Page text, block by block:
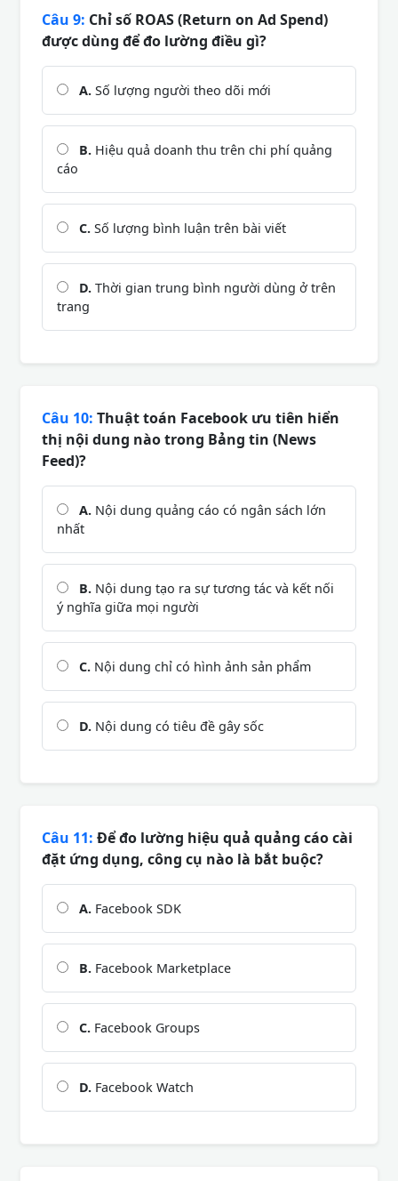
Câu 9: Chỉ số ROAS (Return on Ad Spend)
được dùng để đo lường điều gì?
A. Số lượng người theo dõi mới
B. Hiệu quả doanh thu trên chi phí quảng
cáo
C. Số lượng bình luận trên bài viết
D. Thời gian trung bình người dùng ở trên
trang
Câu 10: Thuật toán Facebook ưu tiên hiển
thị nội dung nào trong Bảng tin (News
Feed)?
A. Nội dung quảng cáo có ngân sách lớn
nhất
B. Nội dung tạo ra sự tương tác và kết nối
ý nghĩa giữa mọi người
C. Nội dung chỉ có hình ảnh sản phẩm
D. Nội dung có tiêu đề gây sốc
Câu 11: Để đo lường hiệu quả quảng cáo cài
đặt ứng dụng, công cụ nào là bắt buộc?
A. Facebook SDK
B. Facebook Marketplace
C. Facebook Groups
D. Facebook Watch